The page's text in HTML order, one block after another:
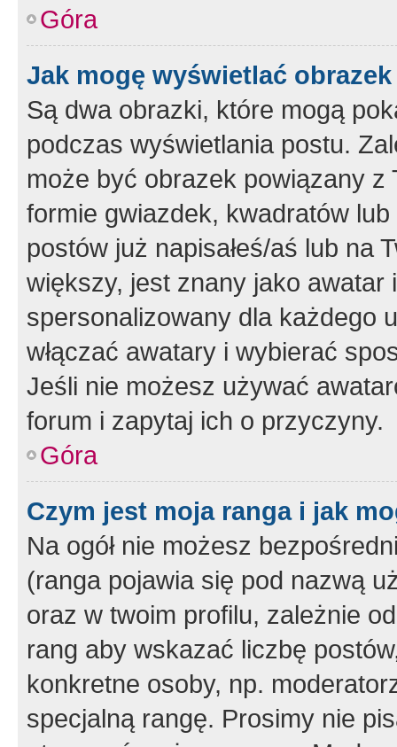
Góra
Jak mogę wyświetlać
Są dwa obrazki, które mogą
podczas wyświetlania postu.
może być obrazek powiązany z
formie gwiazdek, kwadratów
postów już napisałeś/aś lub na
większy, jest znany jako
spersonalizowany dla każdego
włączać awatary i wybierać
Jeśli nie możesz używać
forum i zapytaj ich o przyczyny.
Góra
Czym jest moja ranga i jak
Na ogół nie możesz
(ranga pojawia się pod nazwą
oraz w twoim profilu, zależnie
rang aby wskazać liczbę
konkretne osoby, np.
specjalną rangę. Prosimy nie